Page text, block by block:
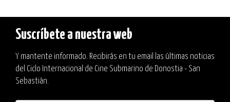
Suscríbete a nuestra web
Y mantente informado. Recibirás en tu email las últimas noticias
del Ciclo Internacional de Cine Submarino de Donostia - San
Sebastián.